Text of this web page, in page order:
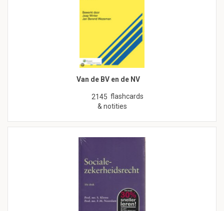
Van de BV en de NV
2145 flashcards
& notities